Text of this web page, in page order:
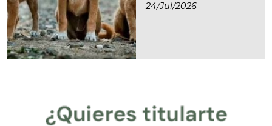
24/jul/2026